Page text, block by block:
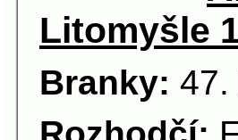
Litomyšle
Branky: 47.